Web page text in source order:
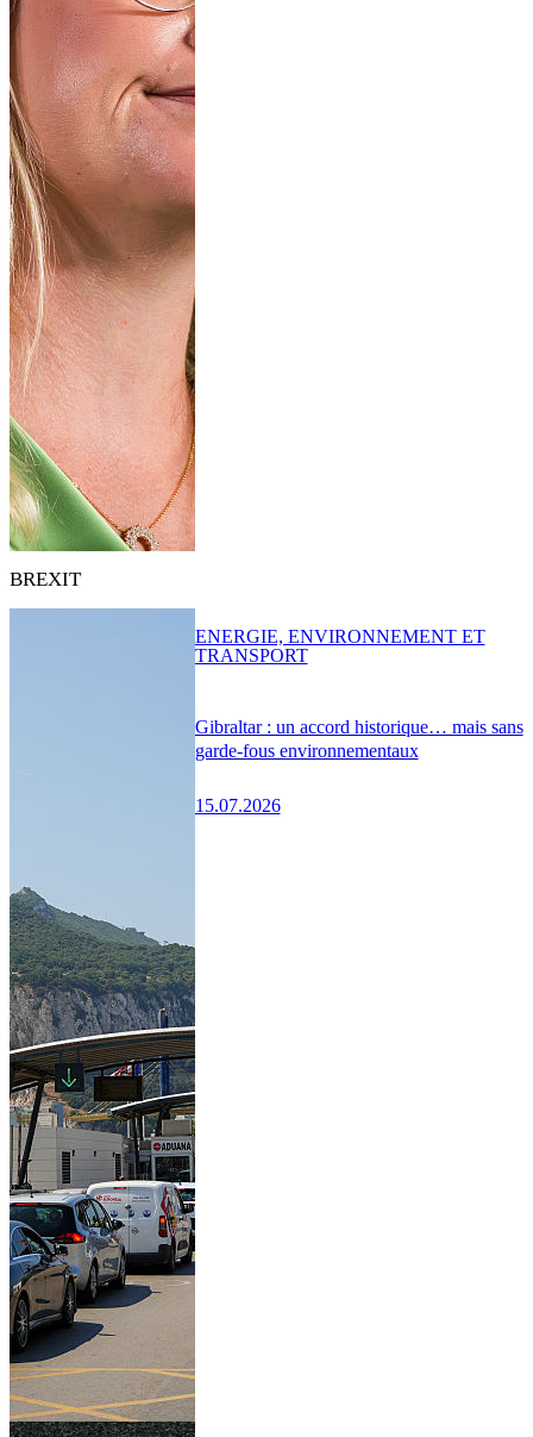
BREXIT
Gibraltar : un accord historique… mais sans
garde-fous environnementaux
15.07.2026
ENERGIE, ENVIRONNEMENT ET
TRANSPORT